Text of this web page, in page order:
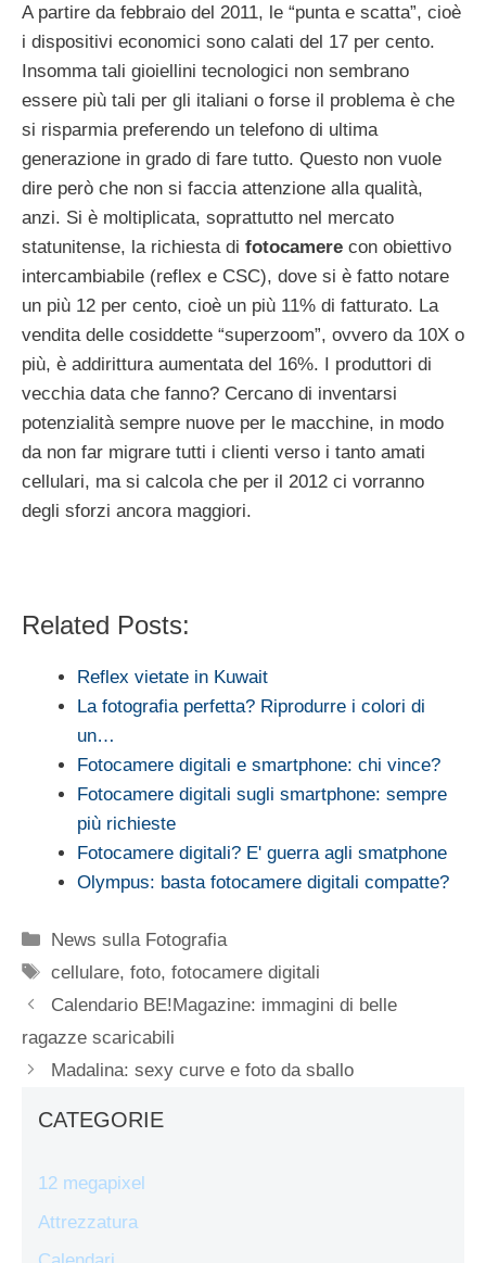
A partire da febbraio del 2011, le “punta e scatta”, cioè
i dispositivi economici sono calati del 17 per cento.
Insomma tali gioiellini tecnologici non sembrano
essere più tali per gli italiani o forse il problema è che
si risparmia preferendo un telefono di ultima
generazione in grado di fare tutto. Questo non vuole
dire però che non si faccia attenzione alla qualità,
anzi. Si è moltiplicata, soprattutto nel mercato
statunitense, la richiesta di fotocamere con obiettivo
intercambiabile (reflex e CSC), dove si è fatto notare
un più 12 per cento, cioè un più 11% di fatturato. La
vendita delle cosiddette “superzoom”, ovvero da 10X o
più, è addirittura aumentata del 16%. I produttori di
vecchia data che fanno? Cercano di inventarsi
potenzialità sempre nuove per le macchine, in modo
da non far migrare tutti i clienti verso i tanto amati
cellulari, ma si calcola che per il 2012 ci vorranno
degli sforzi ancora maggiori.
Related Posts:
Reflex vietate in Kuwait
La fotografia perfetta? Riprodurre i colori di
un…
Fotocamere digitali e smartphone: chi vince?
Fotocamere digitali sugli smartphone: sempre
più richieste
Fotocamere digitali? E' guerra agli smatphone
Olympus: basta fotocamere digitali compatte?
Categorie
News sulla Fotografia
Tag
cellulare,foto,fotocamere digitali
Calendario BE!Magazine: immagini di belle
ragazze scaricabili
Madalina: sexy curve e foto da sballo
CATEGORIE
12 megapixel
Attrezzatura